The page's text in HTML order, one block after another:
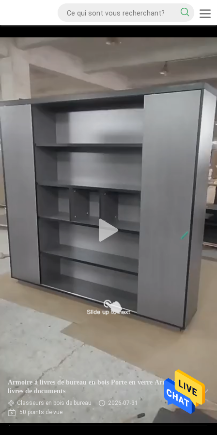
Armoire à livres de bureau en bois Porte en verre Armoire à
livres de documents
Classeurs en bois de bureau
2026-07-31
50 points de vue